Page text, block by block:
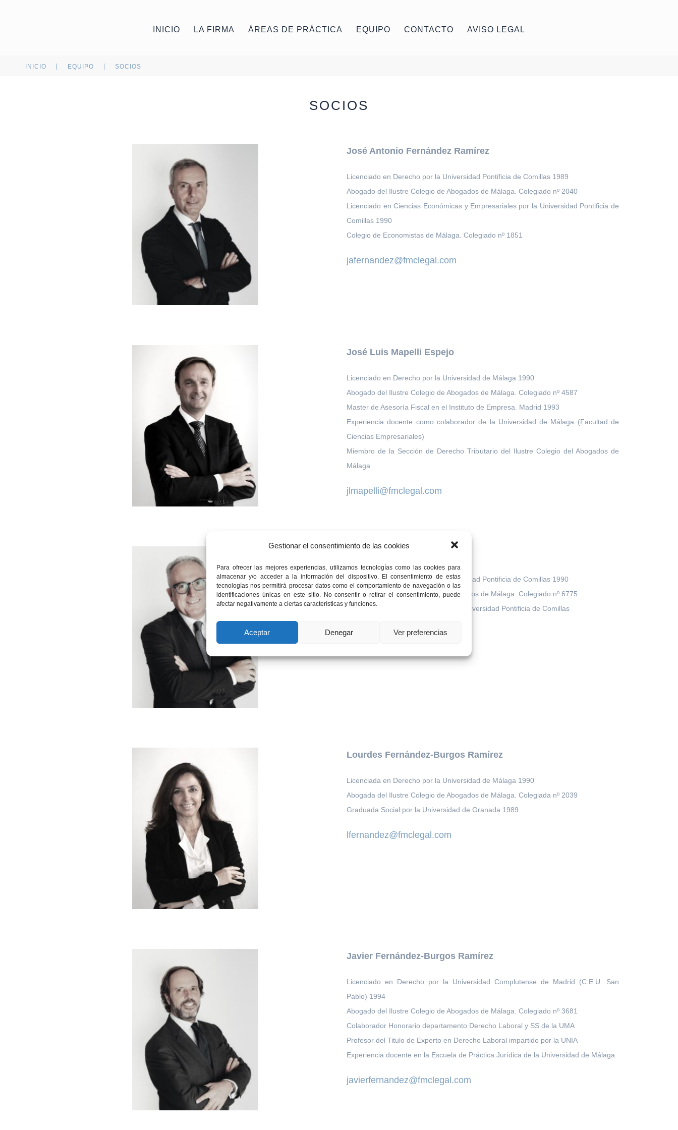
Gestionar el consentimiento de las cookies
Para ofrecer las mejores experiencias, utilizamos tecnologías como las cookies para
almacenar y/o acceder a la información del dispositivo. El consentimiento de estas
tecnologías nos permitirá procesar datos como el comportamiento de navegación o las
identificaciones únicas en este sitio. No consentir o retirar el consentimiento, puede
afectar negativamente a ciertas características y funciones.
Aceptar Denegar Ver preferencias
INICIO LA FIRMA ÁREAS DE PRÁCTICA EQUIPO CONTACTO AVISO LEGAL
INICIO EQUIPO SOCIOS
SOCIOS
José Antonio Fernández Ramírez
Licenciado en Derecho por la Universidad Pontificia de Comillas 1989
Abogado del Ilustre Colegio de Abogados de Málaga. Colegiado nº 2040
Licenciado en Ciencias Económicas y Empresariales por la Universidad Pontificia de
Comillas 1990
Colegio de Economistas de Málaga. Colegiado nº 1851
jafernandez@fmclegal.com
José Luis Mapelli Espejo
Licenciado en Derecho por la Universidad de Málaga 1990
Abogado del Ilustre Colegio de Abogados de Málaga. Colegiado nº 4587
Master de Asesoría Fiscal en el Instituto de Empresa. Madrid 1993
Experiencia docente como colaborador de la Universidad de Málaga (Facultad de
Ciencias Empresariales)
Miembro de la Sección de Derecho Tributario del Ilustre Colegio del Abogados de
Málaga
jlmapelli@fmclegal.com
Licenciado en Derecho por la Universidad Pontificia de Comillas 1990
Abogado del Ilustre Colegio de Abogados de Málaga. Colegiado nº 6775
Letrado Asesor de Empresas por la Universidad Pontificia de Comillas
acabello@fmclegal.com
Lourdes Fernández-Burgos Ramírez
Licenciada en Derecho por la Universidad de Málaga 1990
Abogada del Ilustre Colegio de Abogados de Málaga. Colegiada nº 2039
Graduada Social por la Universidad de Granada 1989
lfernandez@fmclegal.com
Javier Fernández-Burgos Ramírez
Licenciado en Derecho por la Universidad Complutense de Madrid (C.E.U. San
Pablo) 1994
Abogado del Ilustre Colegio de Abogados de Málaga. Colegiado nº 3681
Colaborador Honorario departamento Derecho Laboral y SS de la UMA
Profesor del Titulo de Experto en Derecho Laboral impartido por la UNIA
Experiencia docente en la Escuela de Práctica Jurídica de la Universidad de Málaga
javierfernandez@fmclegal.com